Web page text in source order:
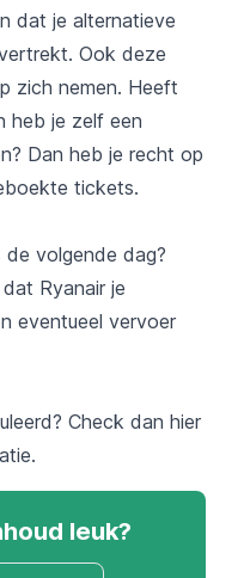
dat je alternatieve
Ook deze
zich nemen. Heeft
heb je zelf een
Dan heb je recht op
tickets.
volgende dag?
Ryanair je
eventueel vervoer
Check dan hier
leuk?